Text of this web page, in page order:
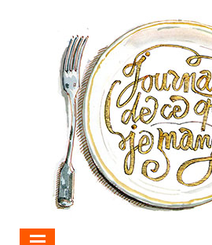
Mes menus jour après jour